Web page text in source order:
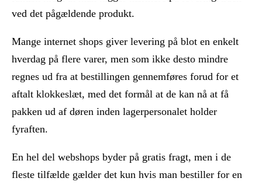
ved det pågældende produkt.
Mange internet shops giver levering på blot en enkelt
hverdag på flere varer, men som ikke desto mindre
regnes ud fra at bestillingen gennemføres forud for et
aftalt klokkeslæt, med det formål at de kan nå at få
pakken ud af døren inden lagerpersonalet holder
fyraften.
En hel del webshops byder på gratis fragt, men i de
fleste tilfælde gælder det kun hvis man bestiller for en